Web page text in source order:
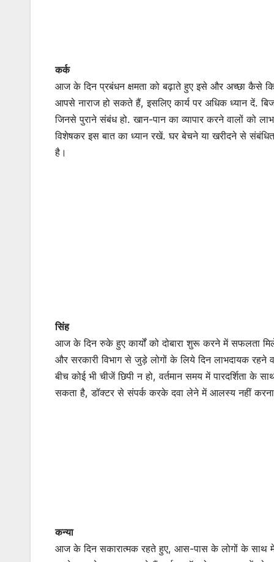
कर्क
आज के दिन प्रबंधन क्षमता को बढ़ाते हुए इसे और अच्छा कैसे
आपसे नाराज हो सकते हैं, इसलिए कार्य पर अधिक ध्यान दें.
जिनसे पुराने संबंध हो. खान-पान का व्यापार करने वालों को
विशेषकर इस बात का ध्यान रखें. घर बेचने या खरीदने से
है।
सिंह
आज के दिन रुके हुए कार्यों को दोबारा शुरू करने में सफलता
और सरकारी विभाग से जुड़े लोगों के लिये दिन लाभदायक रहने
बीच कोई भी चीजें छिपी न हो, वर्तमान समय में पारदर्शिता के
सकता है, डॉक्टर से संपर्क करके दवा लेने में आलस्य नहीं करना
कन्या
आज के दिन सकारात्मक रहते हुए, आस-पास के लोगों के साथ